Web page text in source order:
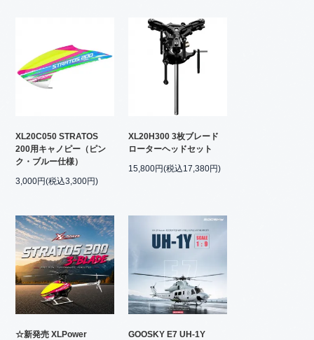
XL20C050 STRATOS
200用キャノピー（ピン
ク・ブルー仕様）
3,000円(税込3,300円)
XL20H300 3枚ブレード
ローターヘッドセット
15,800円(税込17,380円)
☆新発売 XLPower
GOOSKY E7 UH-1Y